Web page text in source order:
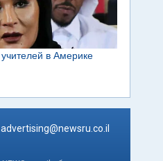
advertising@newsru.co.il